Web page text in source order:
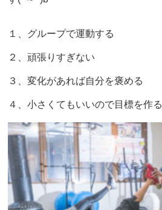
１、グループで運動する
２、頑張りすぎない
３、変化があれば自分を褒める
４、小さくてもいいので目標を作る